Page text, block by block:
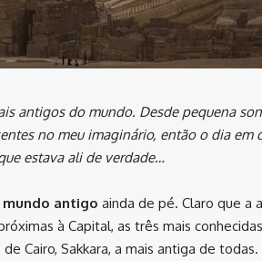
antigos do mundo. Desde pequena
no meu imaginário, então o dia em
estava ali de verdade…
antigo ainda de pé. Claro que a
à Capital, as três mais
Cairo, Sakkara, a mais antiga de